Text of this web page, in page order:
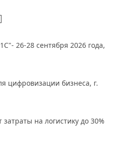
26-28 сентября 2026 года,
цифровизации бизнеса, г.
на логистику до 30%